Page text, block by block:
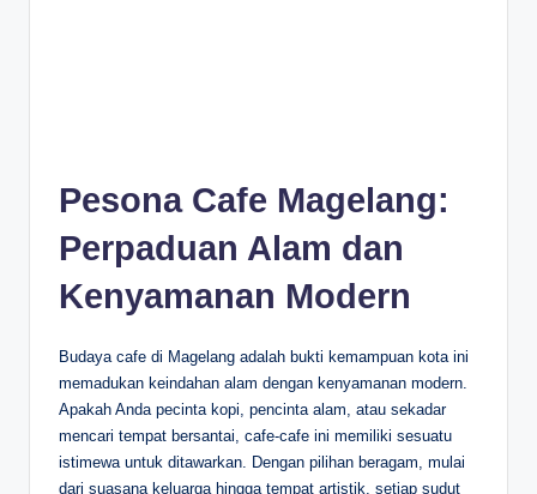
Pesona Cafe Magelang:
Perpaduan Alam dan
Kenyamanan Modern
Budaya cafe di Magelang adalah bukti kemampuan kota ini
memadukan keindahan alam dengan kenyamanan modern.
Apakah Anda pecinta kopi, pencinta alam, atau sekadar
mencari tempat bersantai, cafe-cafe ini memiliki sesuatu
istimewa untuk ditawarkan. Dengan pilihan beragam, mulai
dari suasana keluarga hingga tempat artistik, setiap sudut